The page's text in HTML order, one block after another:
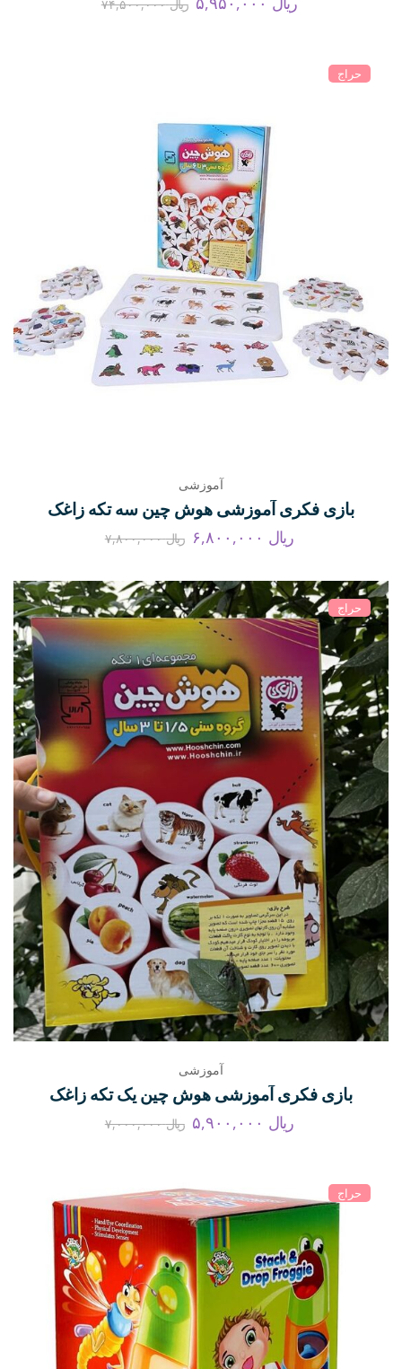
ریال۷۴,۵۰۰,۰۰۰
حراج
آموزشی
بازی فکری آموزشی هوش چین سه تکه زاغک
ریال ریال۷,۸۰۰,۰۰۰
حراج
آموزشی
بازی فکری آموزشی هوش چین یک تکه زاغک
ریال ریال۷,۰۰۰,۰۰۰
حراج